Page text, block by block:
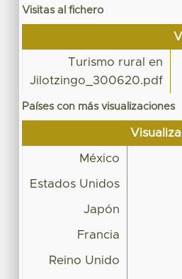
Visitas al fichero
Turismo rural en
Jilotzingo_300620.pdf
Países con más visualizaciones
México
Estados Unidos
Japón
Francia
Reino Unido